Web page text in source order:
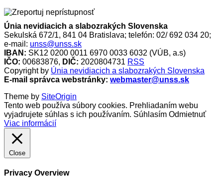
Únia nevidiacich a slabozrakých Slovenska
Sekulská 672/1, 841 04 Bratislava; telefón: 02/ 692 034 20;
e-mail: unss@unss.sk
IBAN: SK12 0200 0011 6970 0033 6032 (VÚB, a.s)
IČO: 00683876, DIČ: 2020804731 RSS
Copyright by Únia nevidiacich a slabozrakých Slovenska
E-mail správca webstránky: webmaster@unss.sk
Theme by SiteOrigin
Tento web používa súbory cookies. Prehliadaním webu
vyjadrujete súhlas s ich používaním. Súhlasím Odmietnuť
Viac informácií
Close
Privacy Overview